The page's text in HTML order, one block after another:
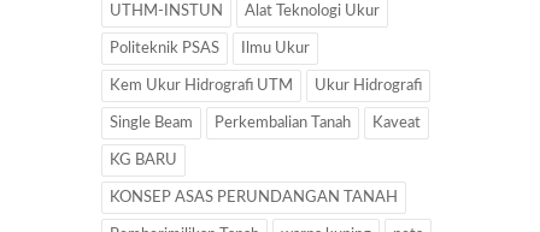
UTHM-INSTUN Alat Teknologi Ukur
Politeknik PSAS Ilmu Ukur
Kem Ukur Hidrografi UTM Ukur Hidrografi
Single Beam Perkembalian Tanah Kaveat
KG BARU
KONSEP ASAS PERUNDANGAN TANAH